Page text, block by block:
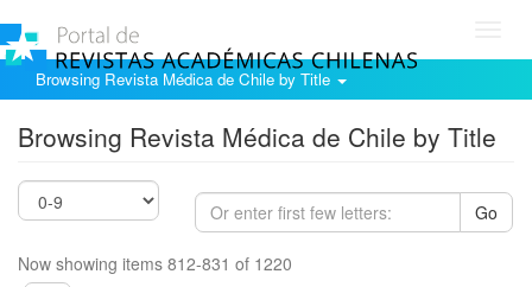
Browsing Revista Médica de Chile by Title
Browsing Revista Médica de Chile by Title
Go
Now showing items 812-831 of 1220